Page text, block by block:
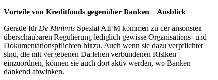
Vorteile von Kreditfonds gegenüber Banken – Ausblick
Gerade für De Minimis Spezial AIFM kommen zu der ansonsten
überschaubaren Regulierung lediglich gewisse Organisations- und
Dokumentationspflichten hinzu. Auch wenn sie dazu verpflichtet
sind, die mit vergebenen Darlehen verbundenen Risiken
einzuordnen, können sie auch dort aktiv werden, wo Banken
dankend abwinken.